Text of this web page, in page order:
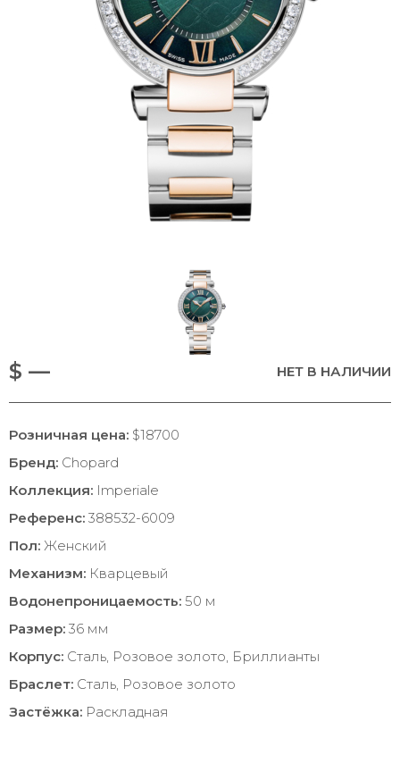
$ — НЕТ В НАЛИЧИИ
Розничная цена: $18700
Бренд: Chopard
Коллекция: Imperiale
Референс: 388532-6009
Пол: Женский
Механизм: Кварцевый
Водонепроницаемость: 50 м
Размер: 36 мм
Корпус: Сталь, Розовое золото, Бриллианты
Браслет: Сталь, Розовое золото
Застёжка: Раскладная